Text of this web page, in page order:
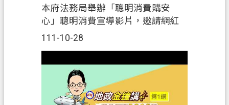
111-10-28
本府法務局舉辦「聰明消費購安
心」聰明消費宣導影片，邀請網紅
床編故事製作『不動產委託銷售』
「專任委託銷售契約書」及「一般
委託銷售契約書」2種類型，提醒消
費者在訂定委託銷售契約時，簽約